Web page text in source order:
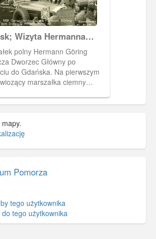
Wizyta Hermanna
w zajętym Gdańsku
polny Hermann Göring
Dworzec Główny po
do Gdańska. Na pierwszym
marszałka ciemny
(widoczny znak firmowy na
proporcem
Luftwaffe.
trzyma uniesioną do góry
daszka czapki. Po prawej za
idzie oficer SS (na głowie
z trupia czaszka na otoku,
Pomorza
tego użytkownika
tego użytkownika